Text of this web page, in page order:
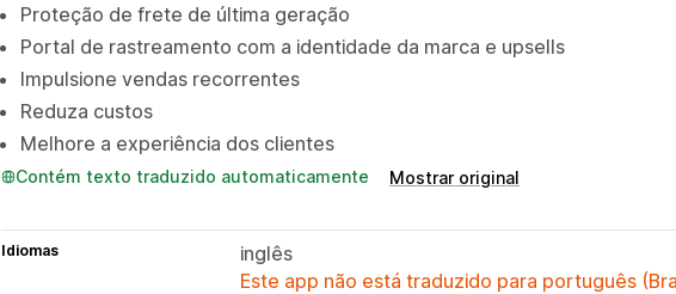
Proteção de frete de última geração
Portal de rastreamento com a identidade da marca e upsells
Impulsione vendas recorrentes
Reduza custos
Melhore a experiência dos clientes
Contém texto traduzido automaticamente Mostrar original
Idiomas
inglês
Este app não está traduzido para português